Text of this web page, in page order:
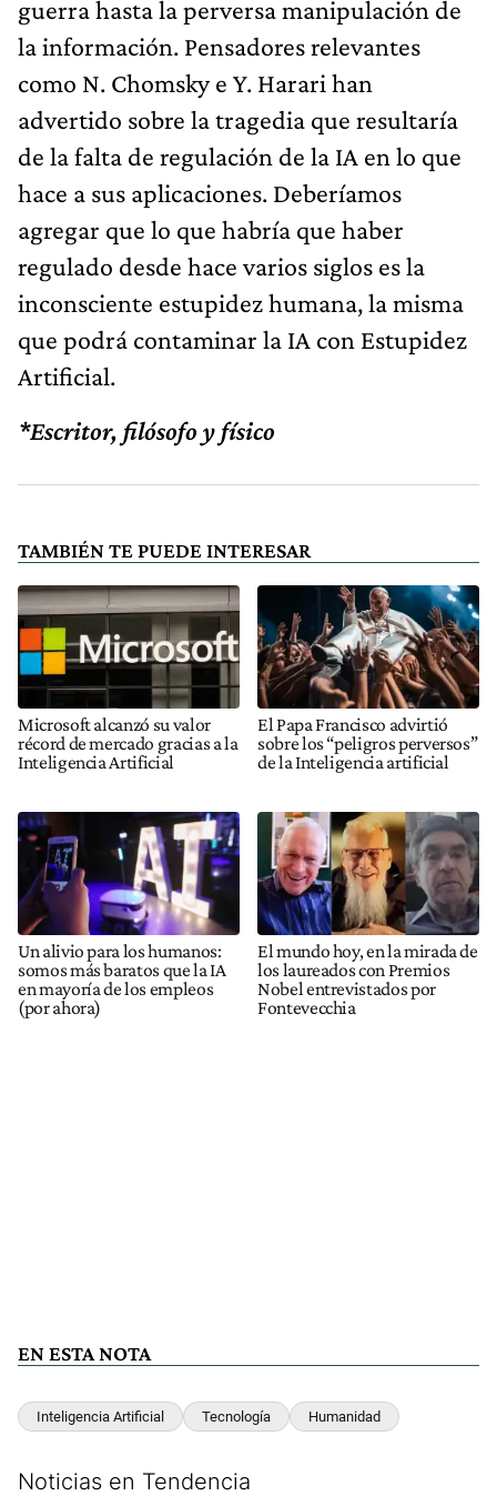
guerra hasta la perversa manipulación de
la información. Pensadores relevantes
como N. Chomsky e Y. Harari han
advertido sobre la tragedia que resultaría
de la falta de regulación de la IA en lo que
hace a sus aplicaciones. Deberíamos
agregar que lo que habría que haber
regulado desde hace varios siglos es la
inconsciente estupidez humana, la misma
que podrá contaminar la IA con Estupidez
Artificial.
*Escritor, filósofo y físico
TAMBIÉN TE PUEDE INTERESAR
Microsoft alcanzó su valor
récord de mercado gracias a la
Inteligencia Artificial
El Papa Francisco advirtió
sobre los “peligros perversos”
de la Inteligencia artificial
Un alivio para los humanos:
somos más baratos que la IA
en mayoría de los empleos
(por ahora)
El mundo hoy, en la mirada de
los laureados con Premios
Nobel entrevistados por
Fontevecchia
EN ESTA NOTA
Inteligencia Artificial Tecnología Humanidad
Noticias en Tendencia